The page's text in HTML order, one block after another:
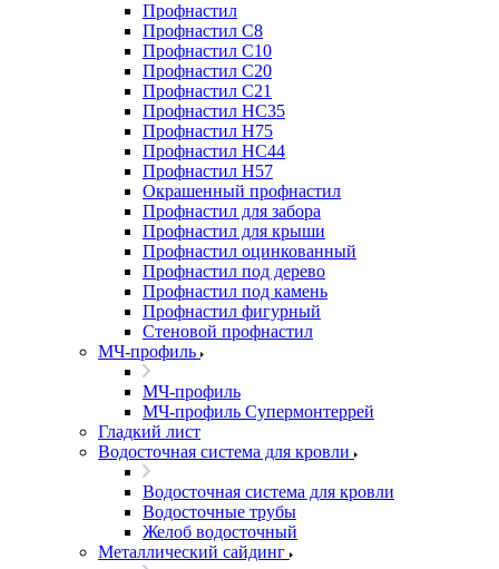
Профнастил
Профнастил С8
Профнастил С10
Профнастил С20
Профнастил С21
Профнастил НС35
Профнастил Н75
Профнастил HC44
Профнастил Н57
Окрашенный профнастил
Профнастил для забора
Профнастил для крыши
Профнастил оцинкованный
Профнастил под дерево
Профнастил под камень
Профнастил фигурный
Стеновой профнастил
МЧ-профиль
МЧ-профиль
МЧ-профиль Супермонтеррей
Гладкий лист
Водосточная система для кровли
Водосточная система для кровли
Водосточные трубы
Желоб водосточный
Металлический сайдинг